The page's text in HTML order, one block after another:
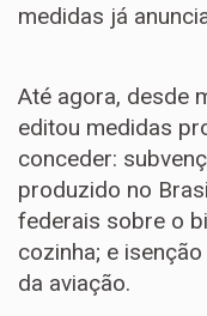
medidas já
Até agora, desde
editou medidas
conceder:
produzido no
federais sobre o
cozinha; e
da aviação.